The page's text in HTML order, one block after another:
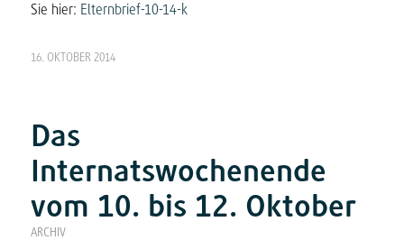
Sie hier: Elternbrief-10-14-k
16. OKTOBER 2014
Das
Internatswochenende
vom 10. bis 12. Oktober
ARCHIV